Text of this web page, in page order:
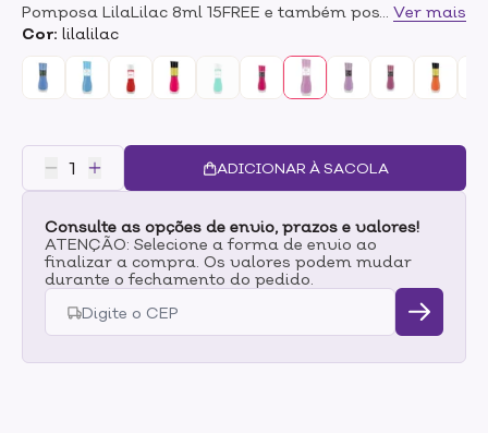
Pomposa LilaLilac 8ml 15FREE e também possuem o
selo PETA, que comprova que são veganos e livre de
crueldade animal. Mais que Vegano 15 FREE:• Tolueno /
Formaldeído / DBP• Parabeno• Xileno• Estireno•
Cânfora• Resina de Formaldeído• Glúten•
Cobalto• Benzofenona-1• Phtalates• Styrene• Bisfenol-
A Modo de uso: Após a aplicação de uma base cetim,
aplicar duas camadas da cor escolhida. Finalizar com
com mega brilho).
Ver mais
Cor: lilalilac
ADICIONAR À SACOLA
Consulte as opções de envio, prazos e valores!
ATENÇÃO: Selecione a forma de envio ao
finalizar a compra. Os valores podem mudar
durante o fechamento do pedido.